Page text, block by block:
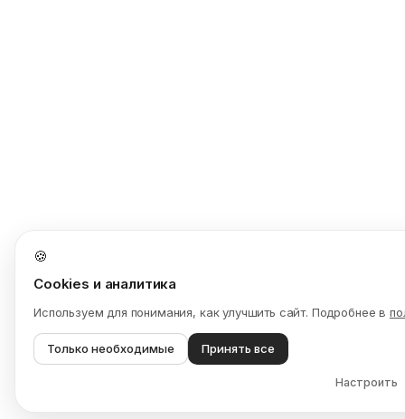
🍪
Cookies и аналитика
Используем для понимания, как улучшить сайт. Подробнее в
Только необходимые Принять все
Настроить